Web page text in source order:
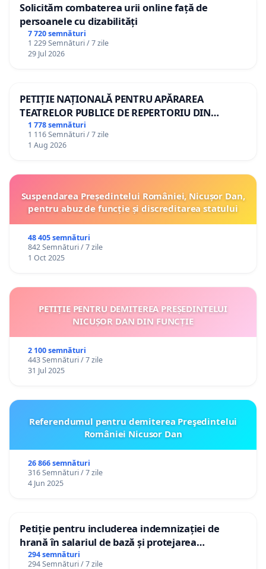
Solicităm combaterea urii online față de
persoanele cu dizabilități
7 720 semnături
1 229 Semnături / 7 zile
29 Jul 2026
PETIȚIE NAȚIONALĂ PENTRU APĂRAREA
TEATRELOR PUBLICE DE REPERTORIU DIN
ROMÂNIA
1 778 semnături
1 116 Semnături / 7 zile
1 Aug 2026
Suspendarea Președintelui României, Nicușor Dan,
pentru abuz de funcție și discreditarea statului
48 405 semnături
842 Semnături / 7 zile
1 Oct 2025
PETIȚIE PENTRU DEMITEREA PREȘEDINTELUI
NICUȘOR DAN DIN FUNCȚIE
2 100 semnături
443 Semnături / 7 zile
31 Jul 2025
Referendumul pentru demiterea Preşedintelui
României Nicusor Dan
26 866 semnături
316 Semnături / 7 zile
4 Jun 2025
Petiție pentru includerea indemnizației de
hrană în salariul de bază și protejarea
gradațiilor de vechime pentru asistenții
294 semnături
294 Semnături / 7 zile